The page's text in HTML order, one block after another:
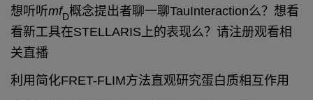
想听听mfD概念提出者聊一聊TauInteraction么？想看
看新工具在STELLARIS上的表现么？请注册观看相
关直播
利用简化FRET-FLIM方法直观研究蛋白质相互作用